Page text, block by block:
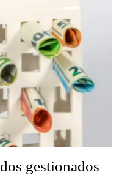
gestionados